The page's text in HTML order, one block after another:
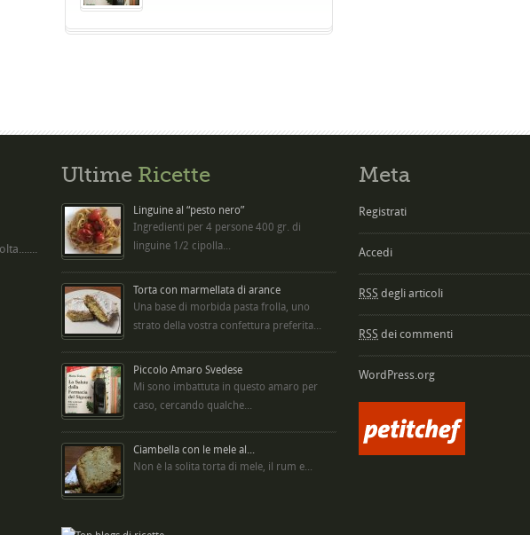
Ultime Ricette
Linguine al “pesto nero”
Ingredienti per 4 persone 400 gr. di
linguine 1/2 cipolla...
Torta con marmellata di arance
Una base di morbida pasta frolla, uno
strato della vostra confettura preferita...
Piccolo Amaro Svedese
Mi sono imbattuta in questo amaro per
caso, cercando qualche...
Ciambella con le mele al...
Non è la solita torta di mele, il rum e...
Meta
Registrati
Accedi
RSS degli articoli
RSS dei commenti
WordPress.org